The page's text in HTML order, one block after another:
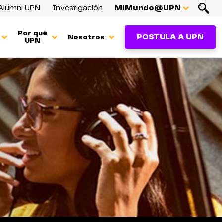
UPN Investigación MiMundo@UPN
Por qué
UPN
Nosotros POSTULA A UPN